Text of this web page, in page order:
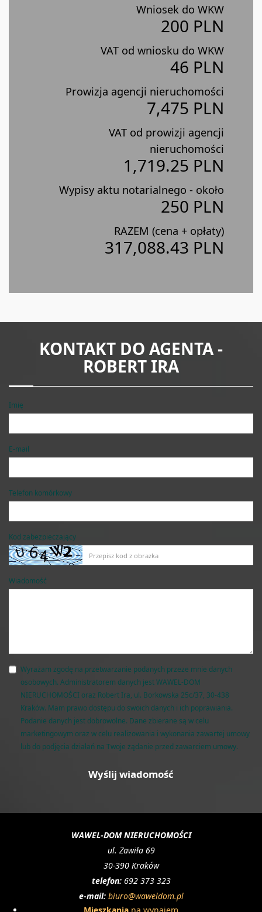
Wniosek do WKW
200 PLN
VAT od wniosku do WKW
46 PLN
Prowizja agencji nieruchomości
7,475 PLN
VAT od prowizji agencji
nieruchomości
1,719.25 PLN
Wypisy aktu notarialnego - około
250 PLN
RAZEM (cena + opłaty)
317,088.43 PLN
KONTAKT DO AGENTA -
ROBERT IRA
Imię
E-mail
Telefon komórkowy
Kod zabezpieczający
Wiadomość
Wyrażam zgodę na przetwarzanie podanych przeze mnie danych
osobowych. Administratorem danych jest WAWEL-DOM
NIERUCHOMOŚCI oraz Robert Ira, ul. Borkowska 25c/37, 30-438
Kraków. Mam prawo dostępu do swoich danych i ich poprawiania.
Podanie danych jest dobrowolne. Dane zbierane są w celu
marketingowym oraz w celu realizowania i wykonania zawartej umowy
lub do podjęcia działań na Twoje żądanie przed zawarciem umowy.
WAWEL-DOM NIERUCHOMOŚCI
ul. Zawiła 69
30-390 Kraków
telefon:692 373 323
e-mail: biuro@waweldom.pl